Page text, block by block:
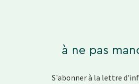
à ne pas
S'abonner à la lettre